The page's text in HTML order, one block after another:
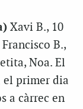
Xavi B., 10
B.,
Noa. El
el primer dia
a càrrec en